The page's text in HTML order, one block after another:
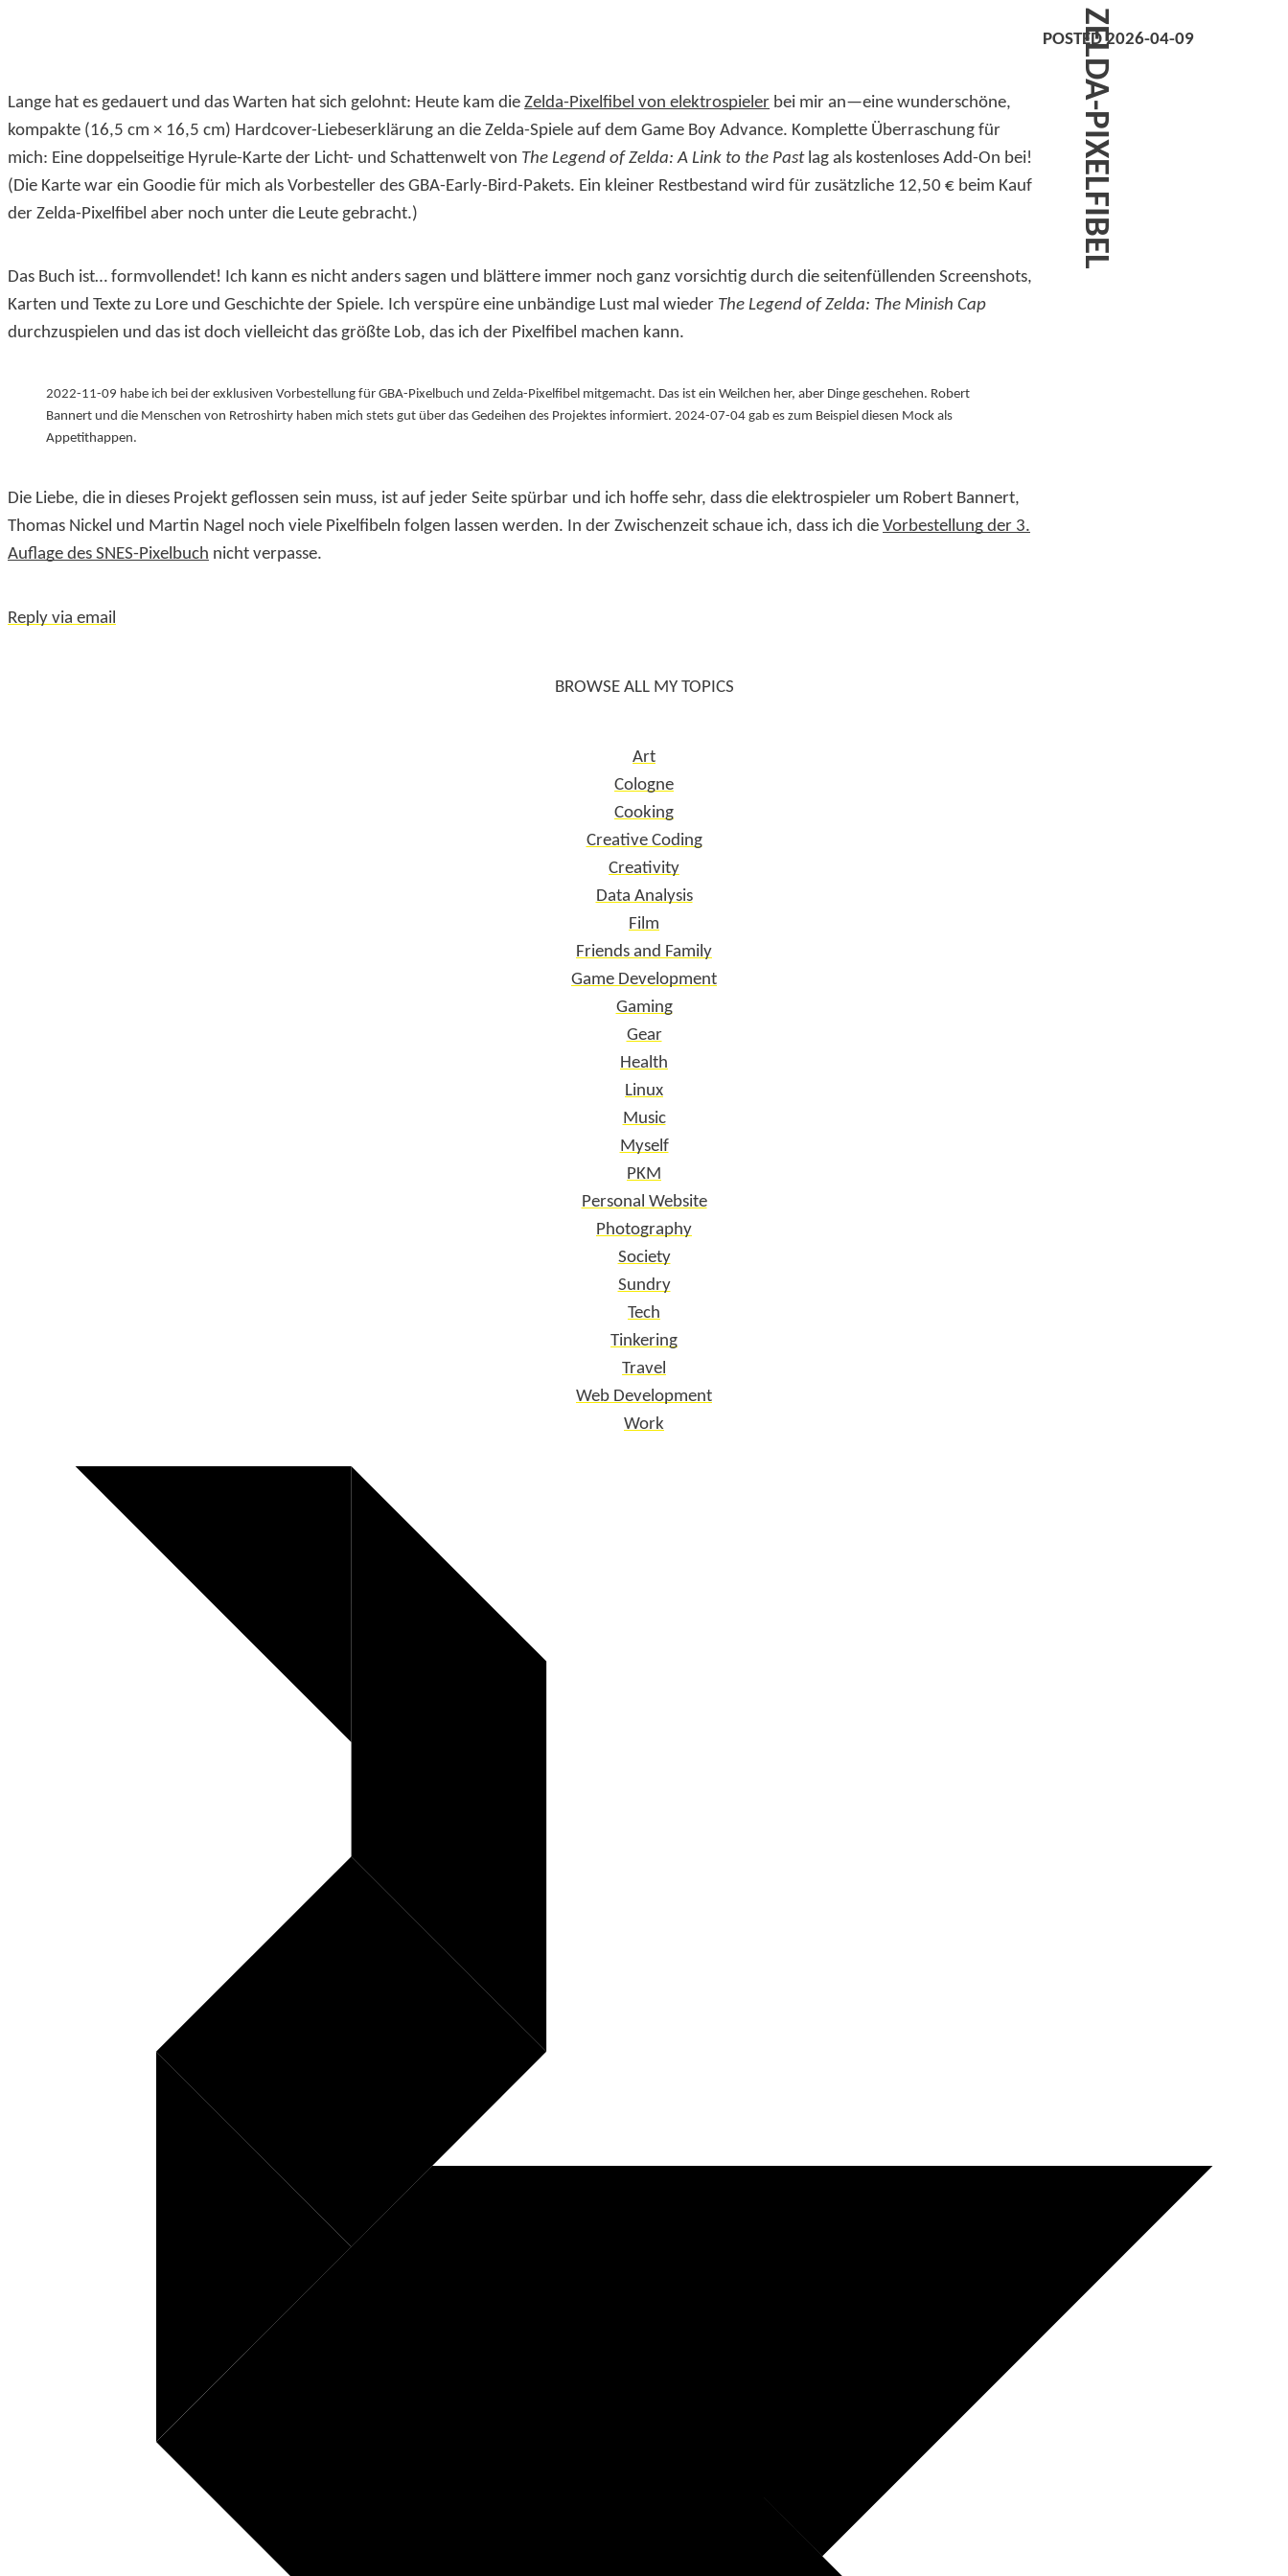
ZELDA-PIXELFIBEL
POSTED 2026-04-09
Lange hat es gedauert und das Warten hat sich gelohnt: Heute kam die Zelda-Pixelfibel von elektrospieler bei mir an—eine wunderschöne,
kompakte (16,5 cm × 16,5 cm) Hardcover-Liebeserklärung an die Zelda-Spiele auf dem Game Boy Advance. Komplette Überraschung für
mich: Eine doppelseitige Hyrule-Karte der Licht- und Schattenwelt von The Legend of Zelda: A Link to the Pastlag als kostenloses Add-On bei!
(Die Karte war ein Goodie für mich als Vorbesteller des GBA-Early-Bird-Pakets. Ein kleiner Restbestand wird für zusätzliche 12,50 € beim Kauf
der Zelda-Pixelfibel aber noch unter die Leute gebracht.)
Das Buch ist… formvollendet! Ich kann es nicht anders sagen und blättere immer noch ganz vorsichtig durch die seitenfüllenden Screenshots,
Karten und Texte zu Lore und Geschichte der Spiele. Ich verspüre eine unbändige Lust mal wieder The Legend of Zelda: The Minish Cap
durchzuspielen und das ist doch vielleicht das größte Lob, das ich der Pixelfibel machen kann.
2022-11-09 habe ich bei der exklusiven Vorbestellung für GBA-Pixelbuch und Zelda-Pixelfibel mitgemacht. Das ist ein Weilchen her, aber Dinge geschehen. Robert
Bannert und die Menschen von Retroshirty haben mich stets gut über das Gedeihen des Projektes informiert. 2024-07-04 gab es zum Beispiel diesen Mock als
Appetithappen.
Die Liebe, die in dieses Projekt geflossen sein muss, ist auf jeder Seite spürbar und ich hoffe sehr, dass die elektrospieler um Robert Bannert,
Thomas Nickel und Martin Nagel noch viele Pixelfibeln folgen lassen werden. In der Zwischenzeit schaue ich, dass ich die Vorbestellung der 3.
Auflage des SNES-Pixelbuch nicht verpasse.
Reply via email
BROWSE ALL MY TOPICS
Art
Cologne
Cooking
Creative Coding
Creativity
Data Analysis
Film
Friends and Family
Game Development
Gaming
Gear
Health
Linux
Music
Myself
PKM
Personal Website
Photography
Society
Sundry
Tech
Tinkering
Travel
Web Development
Work